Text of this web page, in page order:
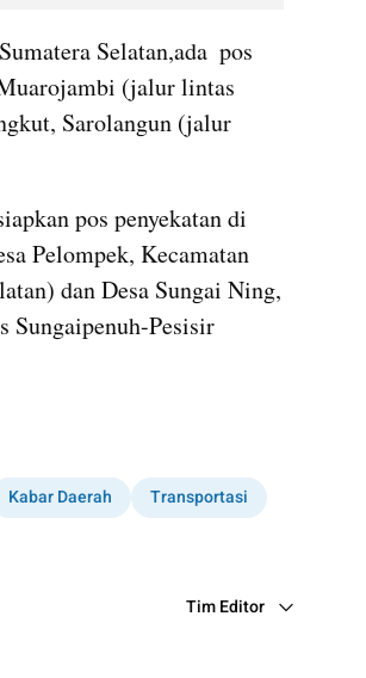
Selatan,ada  pos
(jalur lintas
Sarolangun (jalur
pos penyekatan di
Pelompek, Kecamatan
dan Desa Sungai Ning,
Sungaipenuh-Pesisir
Kabar Daerah
Transportasi
Tim Editor